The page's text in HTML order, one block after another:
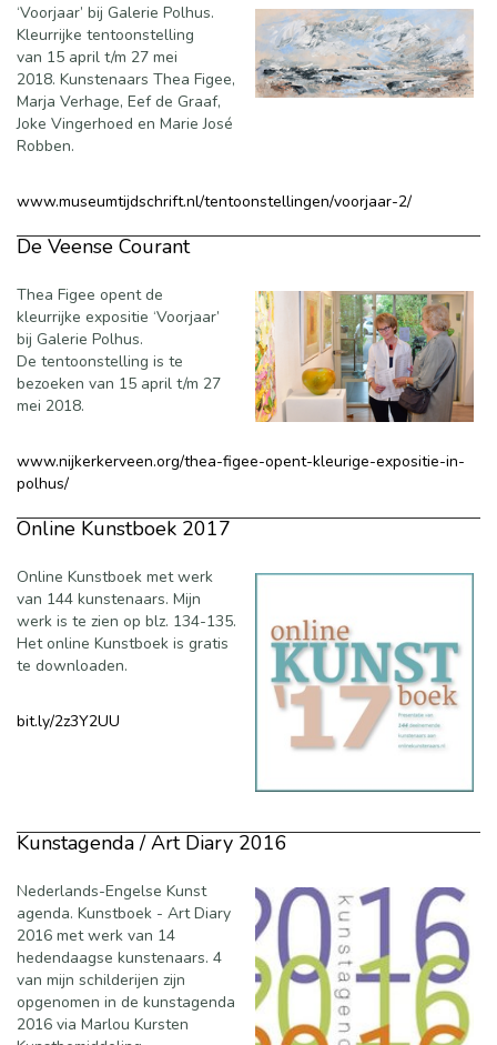
‘Voorjaar’ bij Galerie Polhus.
Kleurrijke tentoonstelling
van 15 april t/m 27 mei
2018. Kunstenaars Thea Figee,
Marja Verhage, Eef de Graaf,
Joke Vingerhoed en Marie José
Robben.
www.museumtijdschrift.nl/tentoonstellingen/voorjaar-2/
De Veense Courant
Thea Figee opent de
kleurrijke expositie ‘Voorjaar’
bij Galerie Polhus.
De tentoonstelling is te
bezoeken van 15 april t/m 27
mei 2018.
www.nijkerkerveen.org/thea-figee-opent-kleurige-expositie-in-
polhus/
Online Kunstboek 2017
Online Kunstboek met werk
van 144 kunstenaars. Mijn
werk is te zien op blz. 134-135.
Het online Kunstboek is gratis
te downloaden.
bit.ly/2z3Y2UU
Kunstagenda / Art Diary 2016
Nederlands-Engelse Kunst
agenda. Kunstboek - Art Diary
2016 met werk van 14
hedendaagse kunstenaars. 4
van mijn schilderijen zijn
opgenomen in de kunstagenda
2016 via Marlou Kursten